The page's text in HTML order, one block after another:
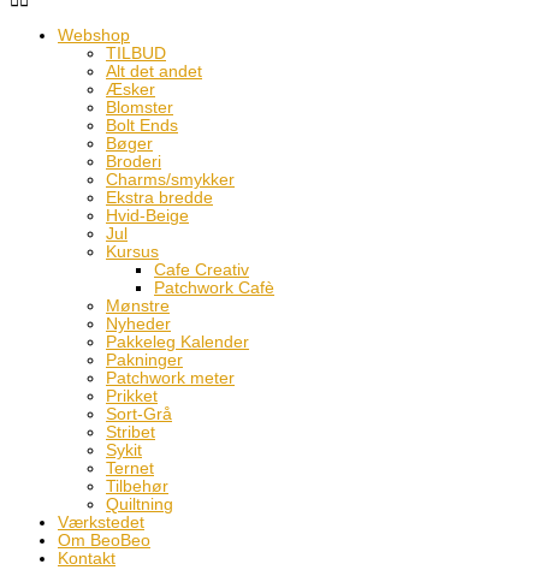
Webshop
TILBUD
Alt det andet
Æsker
Blomster
Bolt Ends
Bøger
Broderi
Charms/smykker
Ekstra bredde
Hvid-Beige
Jul
Kursus
Cafe Creativ
Patchwork Cafè
Mønstre
Nyheder
Pakkeleg Kalender
Pakninger
Patchwork meter
Prikket
Sort-Grå
Stribet
Sykit
Ternet
Tilbehør
Quiltning
Værkstedet
Om BeoBeo
Kontakt